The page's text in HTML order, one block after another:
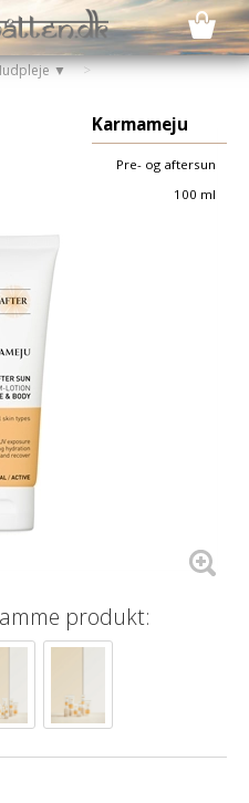
▼
Karmameju
Pre- og aftersun
100 ml
produkt: